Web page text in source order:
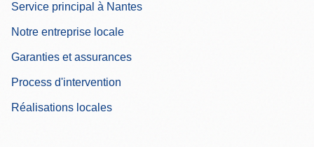
Service principal à Nantes
Notre entreprise locale
Garanties et assurances
Process d'intervention
Réalisations locales